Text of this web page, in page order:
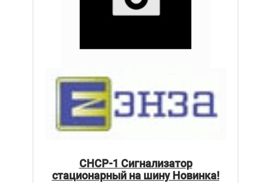
СНСР-1 Сигнализатор
стационарный на шину Новинка!